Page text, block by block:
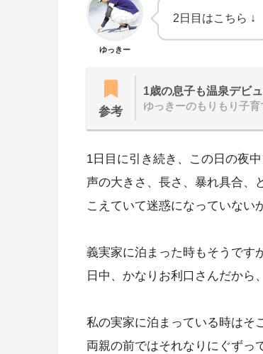
ゆっきー
2日目はこちら ↓
参考
1歳の息子も温泉デビ
ゆっきーのもりもり子育
1日目に引き続き、この日の夜
声の大きさ、長さ、暴れ具合、
こえていて迷惑になっていない
義実家に泊まった時もそうです
日中、かなりお利口さんだか
私の実家に泊まっている時はそ
両親の前ではそれなりにぐずっ